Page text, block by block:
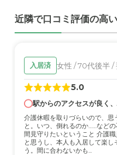
近隣環境や交通アクセス
う感じではない。駅が
料金費用について
サービスの内容、施設内
に入れても、料金は妥当
近隣で口コミ評価の高
入居済 女性 / 70代後半 /
5.0
駅からのアクセスが良く
介護休暇を取りづらいので、思
と。いつ、倒れるのか……など
間見守りたいということ 介護
と思うし、本人も入居して楽
う。間に合わないかも...